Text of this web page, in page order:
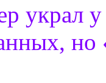
украл
но